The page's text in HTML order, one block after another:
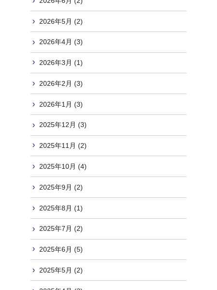
2026年5月 (2)
2026年4月 (3)
2026年3月 (1)
2026年2月 (3)
2026年1月 (3)
2025年12月 (3)
2025年11月 (2)
2025年10月 (4)
2025年9月 (2)
2025年8月 (1)
2025年7月 (2)
2025年6月 (5)
2025年5月 (2)